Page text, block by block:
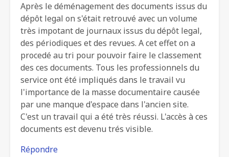
Après le déménagement des documents issus du
dépôt legal on s'était retrouvé avec un volume
très impotant de journaux issus du dépôt legal,
des périodiques et des revues. A cet effet on a
procedé au tri pour pouvoir faire le classement
des ces documents. Tous les professionnels du
service ont été impliqués dans le travail vu
l'importance de la masse documentaire causée
par une manque d'espace dans l'ancien site.
C'est un travail qui a été très réussi. L'accès à ces
documents est devenu trés visible.
Répondre